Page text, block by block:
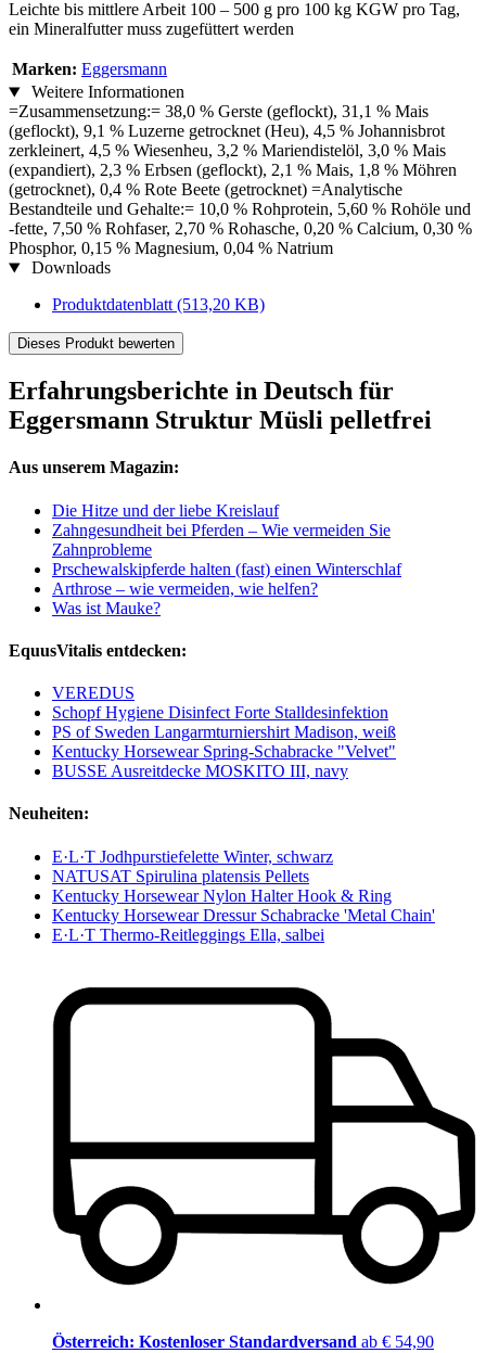
Leichte bis mittlere Arbeit 100 – 500 g pro 100 kg KGW pro Tag,
ein Mineralfutter muss zugefüttert werden
Marken: Eggersmann
Weitere Informationen
=Zusammensetzung:= 38,0 % Gerste (geflockt), 31,1 % Mais
(geflockt), 9,1 % Luzerne getrocknet (Heu), 4,5 % Johannisbrot
zerkleinert, 4,5 % Wiesenheu, 3,2 % Mariendistelöl, 3,0 % Mais
(expandiert), 2,3 % Erbsen (geflockt), 2,1 % Mais, 1,8 % Möhren
(getrocknet), 0,4 % Rote Beete (getrocknet) =Analytische
Bestandteile und Gehalte:= 10,0 % Rohprotein, 5,60 % Rohöle und
-fette, 7,50 % Rohfaser, 2,70 % Rohasche, 0,20 % Calcium, 0,30 %
Phosphor, 0,15 % Magnesium, 0,04 % Natrium
Downloads
Produktdatenblatt (513,20 KB)
Dieses Produkt bewerten
Erfahrungsberichte in Deutsch für
Eggersmann Struktur Müsli pelletfrei
Aus unserem Magazin:
Die Hitze und der liebe Kreislauf
Zahngesundheit bei Pferden – Wie vermeiden Sie
Zahnprobleme
Prschewalskipferde halten (fast) einen Winterschlaf
Arthrose – wie vermeiden, wie helfen?
Was ist Mauke?
EquusVitalis entdecken:
VEREDUS
Schopf Hygiene Disinfect Forte Stalldesinfektion
PS of Sweden Langarmturniershirt Madison, weiß
Kentucky Horsewear Spring-Schabracke "Velvet"
BUSSE Ausreitdecke MOSKITO III, navy
Neuheiten:
E·L·T Jodhpurstiefelette Winter, schwarz
NATUSAT Spirulina platensis Pellets
Kentucky Horsewear Nylon Halter Hook & Ring
Kentucky Horsewear Dressur Schabracke 'Metal Chain'
E·L·T Thermo-Reitleggings Ella, salbei
Österreich: Kostenloser Standardversand ab € 54,90